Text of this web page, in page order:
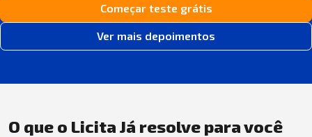
Começar teste grátis
Ver mais depoimentos
O que o Licita Já resolve para você